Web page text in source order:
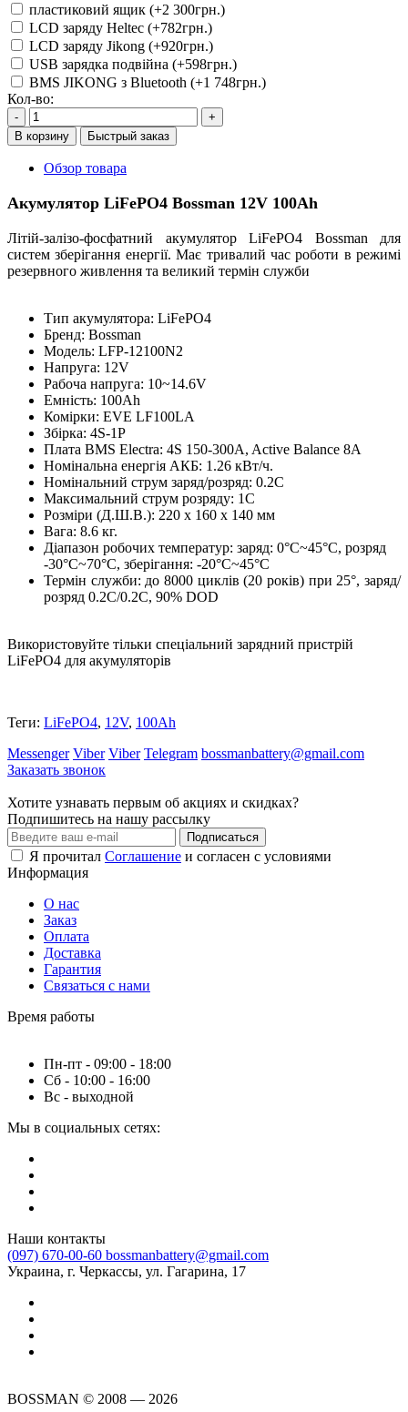
пластиковий ящик (+2 300грн.)
LCD заряду Heltec (+782грн.)
LCD заряду Jikong (+920грн.)
USB зарядка подвійна (+598грн.)
BMS JIKONG з Bluetooth (+1 748грн.)
Кол-во:
-
+
В корзину
Быстрый заказ
Обзор товара
Акумулятор LiFePO4 Bossman 12V 100Ah
Літій-залізо-фосфатний акумулятор LiFePO4 Bossman для
систем зберігання енергії. Має тривалий час роботи в режимі
резервного живлення та великий термін служби
Тип акумулятора: LiFePO4
Бренд: Bossman
Модель: LFP-12100N2
Напруга: 12V
Рабоча напруга: 10~14.6V
Емність: 100Ah
Комірки: EVE LF100LA
Збірка: 4S-1P
Плата BMS Electra: 4S 150-300A, Active Balance 8A
Номінальна енергія АКБ: 1.26 кВт/ч.
Номінальний струм заряд/розряд: 0.2С
Максимальний струм розряду: 1С
Розміри (Д.Ш.В.): 220 х 160 х 140 мм
Вага: 8.6 кг.
Діапазон робочих температур: заряд: 0°С~45°С, розряд
-30°С~70°С, зберігання: -20°С~45°С
Термін служби: до 8000 циклів (20 років) при 25°, заряд/
розряд 0.2С/0.2С, 90% DOD
Використовуйте тільки спеціальний зарядний пристрій
LiFePO4 для акумуляторів
Теги: LiFePO4, 12V, 100Ah
Messenger Viber Viber Telegram bossmanbattery@gmail.com
Заказать звонок
Хотите узнавать первым об акциях и скидках?
Подпишитесь на нашу рассылку
Подписаться
Я прочитал Соглашение и согласен с условиями
Информация
О нас
Заказ
Оплата
Доставка
Гарантия
Связаться с нами
Время работы
Пн-пт - 09:00 - 18:00
Сб - 10:00 - 16:00
Вс - выходной
Мы в социальных сетях:
Наши контакты
(097) 670-00-60 bossmanbattery@gmail.com
Украина, г. Черкассы, ул. Гагарина, 17
BOSSMAN © 2008 — 2026